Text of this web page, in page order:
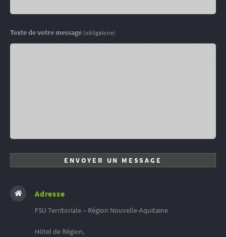
Texte de votre message (obligatoire)
Adresse
FSU Territoriale – Région Nouvelle-Aquitaine
Hôtel de Région,